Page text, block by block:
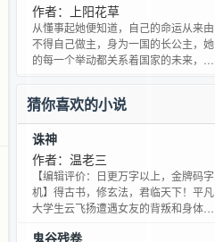
作者：上阳花草
从懂事起她便知道，自己的命运从来由
不得自己做主，身为一国的长公主，她
的每一个举动都关系着国家的未来，自
惜自己的丈夫，可帝王的无情却让她心
灰意冷，本想安然了此残生，却哪知活
着都是这般不易，既然如此那便索性让
她放手一搏&#183;&#183;&#183;十岁登
基，十五岁亲手斩杀叛乱亲王，二十岁
剑扫天下傲立诸国，这
猜你喜欢的小说
诛神
作者：温老三
【编辑评价：日更万字以上，金牌码字
机】得古书，修玄法，君临天下！平凡
大学生云飞扬遭遇女友的背叛和身体上
鬼谷残卷